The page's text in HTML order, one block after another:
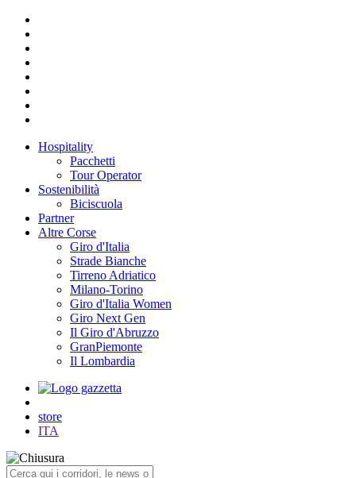
Hospitality
Pacchetti
Tour Operator
Sostenibilità
Biciscuola
Partner
Altre Corse
Giro d'Italia
Strade Bianche
Tirreno Adriatico
Milano-Torino
Giro d'Italia Women
Giro Next Gen
Il Giro d'Abruzzo
GranPiemonte
Il Lombardia
store
ITA